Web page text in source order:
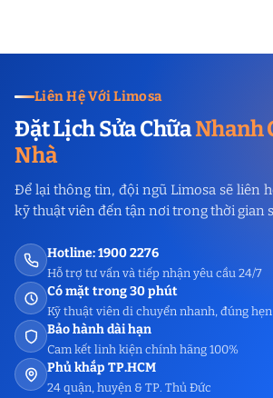
Liên Hệ Với Limosa
Đặt Lịch Sửa ChữaNhanh
Nhà
Để lại thông tin, đội ngũ Limosa sẽ liên
kỹ thuật viên đến tận nơi trong thời gian
Hotline: 1900 2276
Hỗ trợ tư vấn và tiếp nhận yêu cầu 24/7
Có mặt trong 30 phút
Kỹ thuật viên di chuyển nhanh, đúng hẹn
Bảo hành dài hạn
Cam kết linh kiện chính hãng 100%
Phủ khắp TP.HCM
24 quận, huyện & TP. Thủ Đức